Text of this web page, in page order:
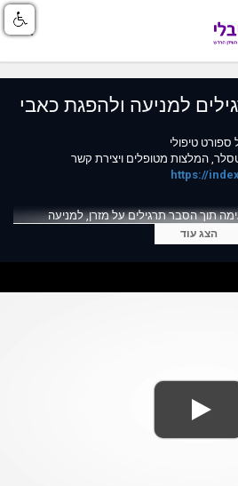
למניעה ולהפגת כאבי
טיפולי
המלצות מטופלים ויצירת קשר
https://
אני מדגימה תוך הסבר תרגילים על מזרן, למניעה
אם טרם צפיתם / תרגלתם את הסרטון ה-1 בסדרה, אני ממליצה מאוד, הוא
הצג עוד